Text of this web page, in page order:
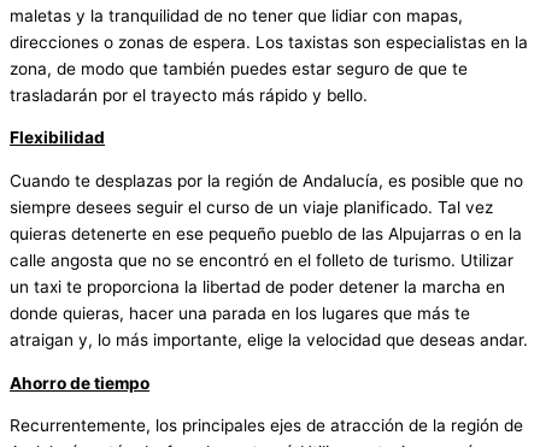
maletas y la tranquilidad de no tener que lidiar con mapas,
direcciones o zonas de espera. Los taxistas son especialistas en la
zona, de modo que también puedes estar seguro de que te
trasladarán por el trayecto más rápido y bello.
Flexibilidad
Cuando te desplazas por la región de Andalucía, es posible que no
siempre desees seguir el curso de un viaje planificado. Tal vez
quieras detenerte en ese pequeño pueblo de las Alpujarras o en la
calle angosta que no se encontró en el folleto de turismo. Utilizar
un taxi te proporciona la libertad de poder detener la marcha en
donde quieras, hacer una parada en los lugares que más te
atraigan y, lo más importante, elige la velocidad que deseas andar.
Ahorro de tiempo
Recurrentemente, los principales ejes de atracción de la región de